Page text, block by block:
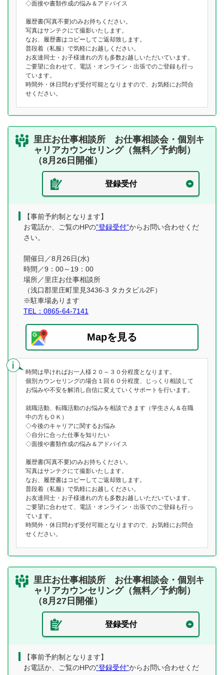
◇面接や書類作成の悩み＆アドバイス
履歴書(写真不要)のみお持ちください。
写真はサンテクにて撮影いたします。
なお、履歴書はコピーしてご返却致します。
普段着（私服）で気軽にお越しください。
お友達同士・お子様連れの方も多数お越しいただいています。
ご要望に合わせて、電話・オンライン・出張でのご登録も行っ
ています。
時間外・休日問わず受付可能となりますので、お気軽にお問合
せください。
里庄お仕事相談所 お仕事相談会・個別キ
ャリアカウンセリング（無料／予約制）
（8月26日開催）
登録受付
【事前予約制となります】
お電話か、ご覧のHPの”登録受付”からお問い合わせくだ
さい。
開催日／8月26日(水)
時間／9：00～19：00
場所／里庄お仕事相談所
（浅口郡里庄町里見3436-3 タカタビル2F）
※駐車場あります
TEL：0865-64-7141
Mapを見る
時間は早ければお一人様２０～３０分程度となります。
個別カウンセリングの場合１回６０分程度、じっくり相談して
お悩みや不安を解消し自信に変えていくサポートを行います。
就職活動、転職活動のお悩みを相談できます（学生さん＆在職
中の方もＯＫ）
◇今後のキャリアに関するお悩み
◇自分に合った仕事を知りたい
◇面接や書類作成の悩み＆アドバイス
履歴書(写真不要)のみお持ちください。
写真はサンテクにて撮影いたします。
なお、履歴書はコピーしてご返却致します。
普段着（私服）で気軽にお越しください。
お友達同士・お子様連れの方も多数お越しいただいています。
ご要望に合わせて、電話・オンライン・出張でのご登録も行っ
ています。
時間外・休日問わず受付可能となりますので、お気軽にお問合
せください。
里庄お仕事相談所 お仕事相談会・個別キ
ャリアカウンセリング（無料／予約制）
（8月27日開催）
登録受付
【事前予約制となります】
お電話か、ご覧のHPの”登録受付”からお問い合わせくだ